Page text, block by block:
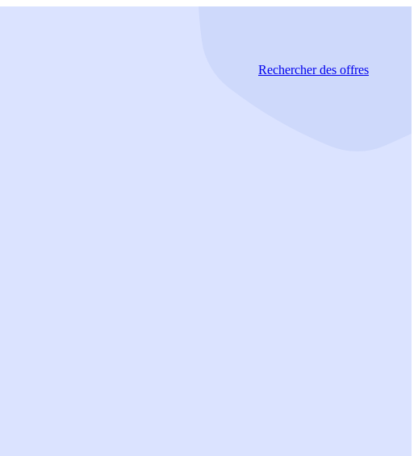
Rechercherdes offres